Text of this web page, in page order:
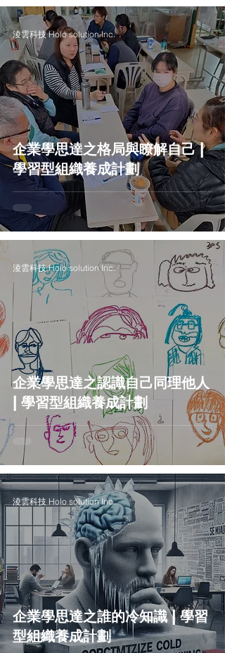
企業學思達之格局與瞭解自己 |
學習型組織養成計劃
淩雲科技 Holo solution Inc.
企業學思達之認識自己同理他人
| 學習型組織養成計劃
淩雲科技 Holo solution Inc.
企業學思達之誰的冷知識 | 學習
型組織養成計劃
淩雲科技 Holo solution Inc.